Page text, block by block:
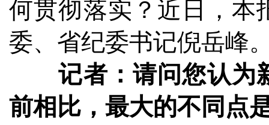
何贯彻落实？近日，本
委、省纪委书记倪岳峰
记者：请问您认为
前相比，最大的不同点